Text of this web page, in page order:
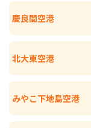
慶良間空港
北大東空港
みやこ下地島空港